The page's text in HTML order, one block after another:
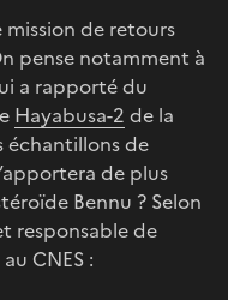
mission de retours
pense notamment à
a rapporté du
Hayabusa-2 de la
échantillons de
de plus
Bennu ? Selon
responsable de
CNES :